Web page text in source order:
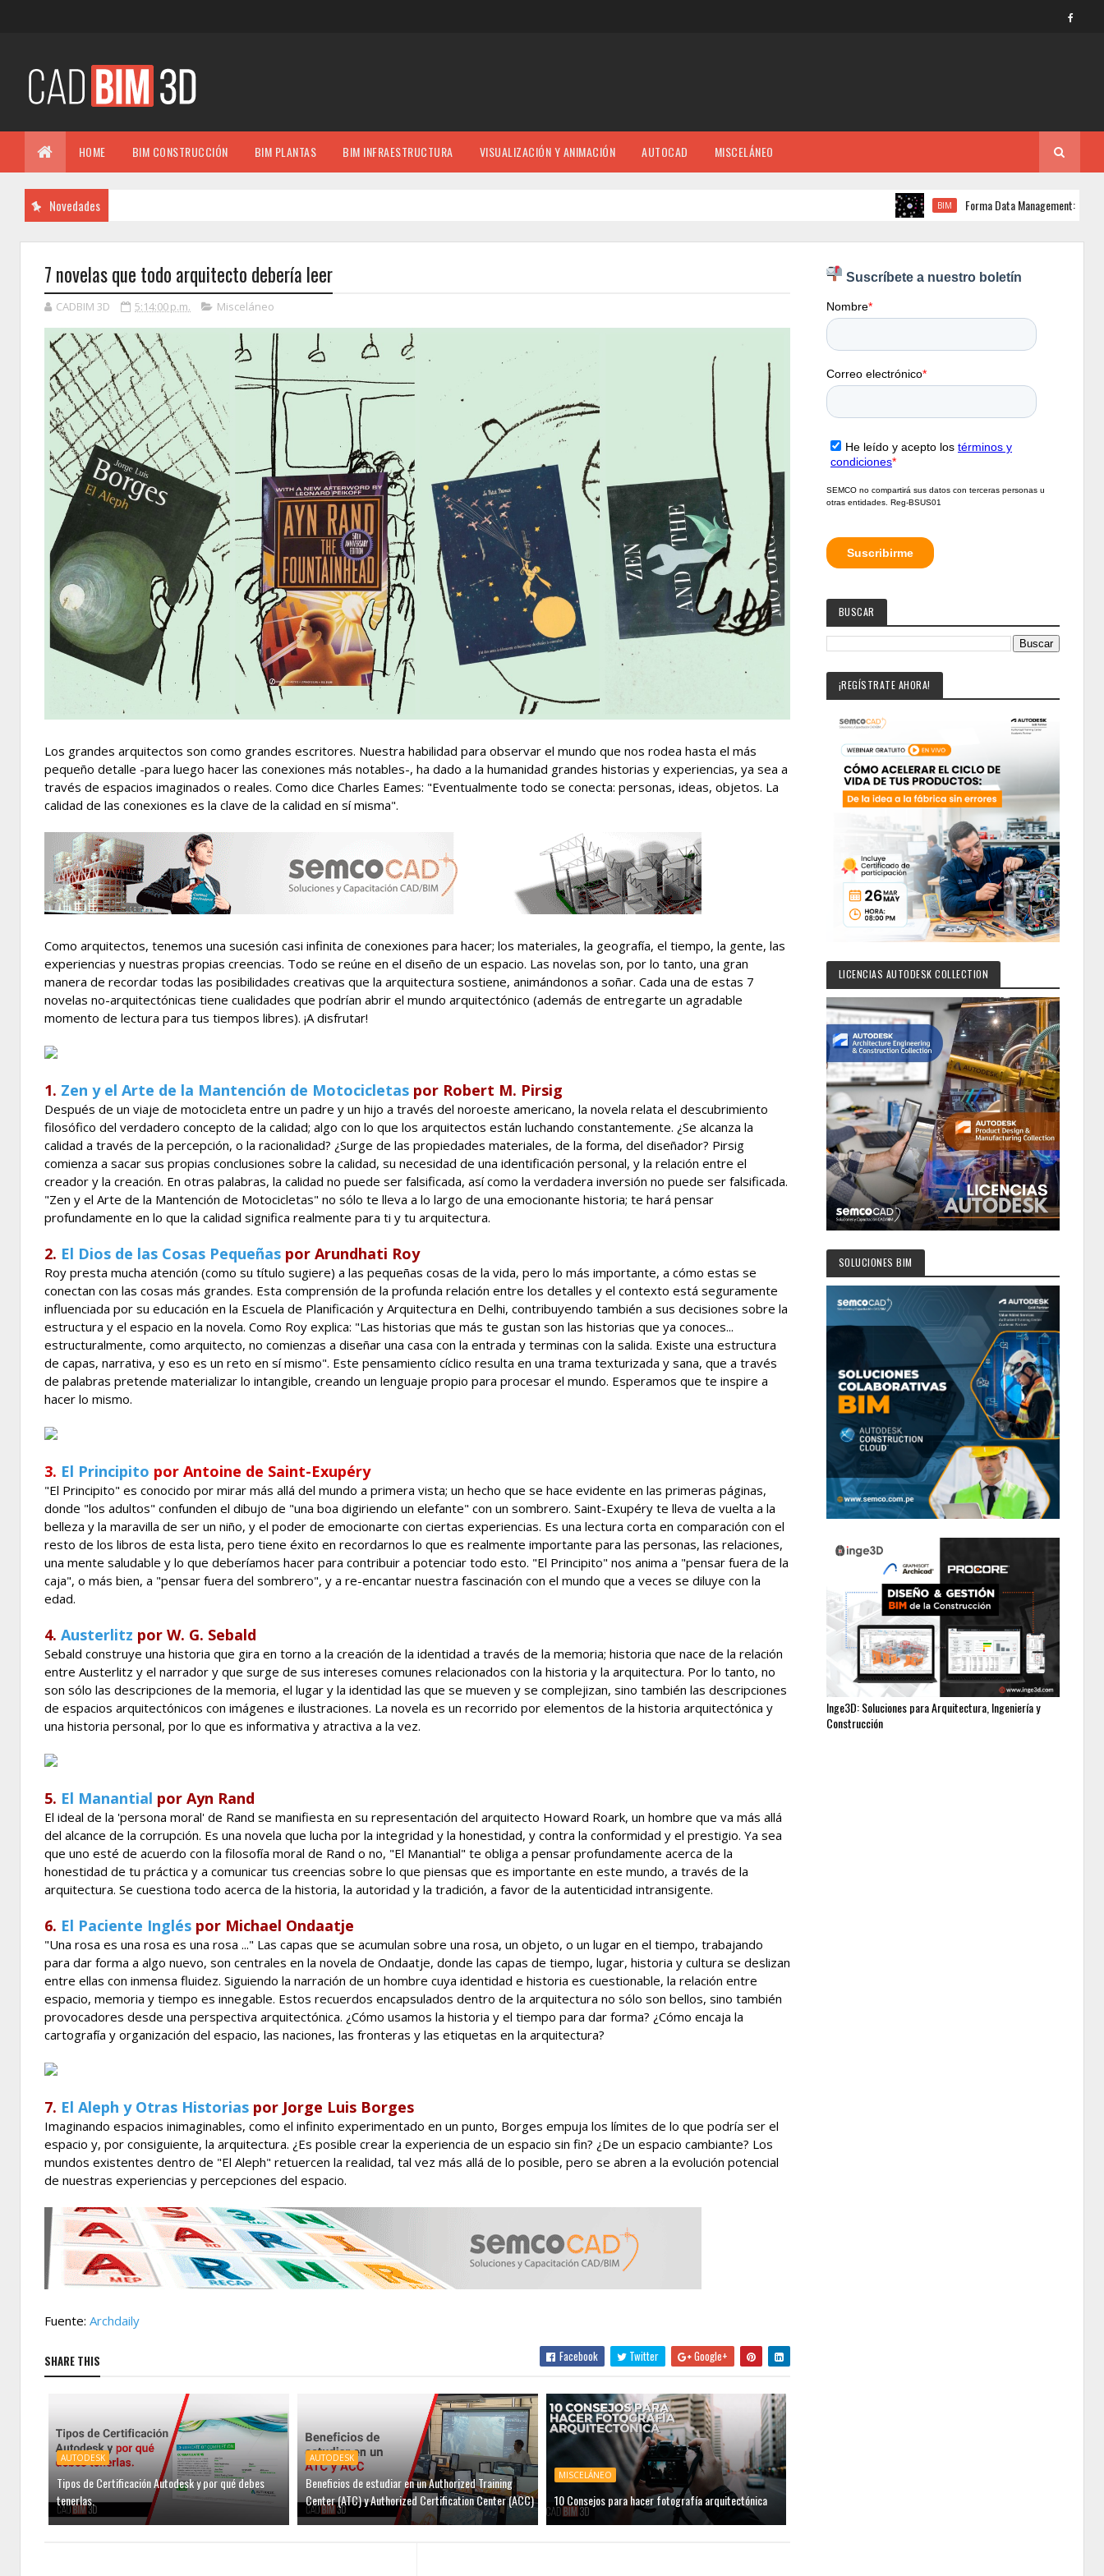
HOME BIM CONSTRUCCIÓN BIM PLANTAS BIM INFRAESTRUCTURA VISUALIZACIÓN Y ANIMACIÓN AUTOCAD MISCELÁNEO
Novedades BIM Forma Data Management: La
7 novelas que todo arquitecto debería leer
CADBIM 3D 5:14:00 p.m. Misceláneo
Los grandes arquitectos son como grandes escritores. Nuestra habilidad para observar el mundo que nos rodea hasta el más
pequeño detalle -para luego hacer las conexiones más notables-, ha dado a la humanidad grandes historias y experiencias, ya sea a
través de espacios imaginados o reales. Como dice Charles Eames: "Eventualmente todo se conecta: personas, ideas, objetos. La
calidad de las conexiones es la clave de la calidad en sí misma".
Como arquitectos, tenemos una sucesión casi infinita de conexiones para hacer; los materiales, la geografía, el tiempo, la gente, las
experiencias y nuestras propias creencias. Todo se reúne en el diseño de un espacio. Las novelas son, por lo tanto, una gran
manera de recordar todas las posibilidades creativas que la arquitectura sostiene, animándonos a soñar. Cada una de estas 7
novelas no-arquitectónicas tiene cualidades que podrían abrir el mundo arquitectónico (además de entregarte un agradable
momento de lectura para tus tiempos libres). ¡A disfrutar!
1. Zen y el Arte de la Mantención de Motocicletas por Robert M. Pirsig
Después de un viaje de motocicleta entre un padre y un hijo a través del noroeste americano, la novela relata el descubrimiento
filosófico del verdadero concepto de la calidad; algo con lo que los arquitectos están luchando constantemente. ¿Se alcanza la
calidad a través de la percepción, o la racionalidad? ¿Surge de las propiedades materiales, de la forma, del diseñador? Pirsig
comienza a sacar sus propias conclusiones sobre la calidad, su necesidad de una identificación personal, y la relación entre el
creador y la creación. En otras palabras, la calidad no puede ser falsificada, así como la verdadera inversión no puede ser falsificada.
"Zen y el Arte de la Mantención de Motocicletas" no sólo te lleva a lo largo de una emocionante historia; te hará pensar
profundamente en lo que la calidad significa realmente para ti y tu arquitectura.
2. El Dios de las Cosas Pequeñas por Arundhati Roy
Roy presta mucha atención (como su título sugiere) a las pequeñas cosas de la vida, pero lo más importante, a cómo estas se
conectan con las cosas más grandes. Esta comprensión de la profunda relación entre los detalles y el contexto está seguramente
influenciada por su educación en la Escuela de Planificación y Arquitectura en Delhi, contribuyendo también a sus decisiones sobre la
estructura y el espacio en la novela. Como Roy explica: "Las historias que más te gustan son las historias que ya conoces...
estructuralmente, como arquitecto, no comienzas a diseñar una casa con la entrada y terminas con la salida. Existe una estructura
de capas, narrativa, y eso es un reto en sí mismo". Este pensamiento cíclico resulta en una trama texturizada y sana, que a través
de palabras pretende materializar lo intangible, creando un lenguaje propio para procesar el mundo. Esperamos que te inspire a
hacer lo mismo.
3. El Principito por Antoine de Saint-Exupéry
"El Principito" es conocido por mirar más allá del mundo a primera vista; un hecho que se hace evidente en las primeras páginas,
donde "los adultos" confunden el dibujo de "una boa digiriendo un elefante" con un sombrero. Saint-Exupéry te lleva de vuelta a la
belleza y la maravilla de ser un niño, y el poder de emocionarte con ciertas experiencias. Es una lectura corta en comparación con el
resto de los libros de esta lista, pero tiene éxito en recordarnos lo que es realmente importante para las personas, las relaciones,
una mente saludable y lo que deberíamos hacer para contribuir a potenciar todo esto. "El Principito" nos anima a "pensar fuera de la
caja", o más bien, a "pensar fuera del sombrero", y a re-encantar nuestra fascinación con el mundo que a veces se diluye con la
edad.
4. Austerlitz por W. G. Sebald
Sebald construye una historia que gira en torno a la creación de la identidad a través de la memoria; historia que nace de la relación
entre Austerlitz y el narrador y que surge de sus intereses comunes relacionados con la historia y la arquitectura. Por lo tanto, no
son sólo las descripciones de la memoria, el lugar y la identidad las que se mueven y se complejizan, sino también las descripciones
de espacios arquitectónicos con imágenes e ilustraciones. La novela es un recorrido por elementos de la historia arquitectónica y
una historia personal, por lo que es informativa y atractiva a la vez.
5. El Manantial por Ayn Rand
El ideal de la 'persona moral' de Rand se manifiesta en su representación del arquitecto Howard Roark, un hombre que va más allá
del alcance de la corrupción. Es una novela que lucha por la integridad y la honestidad, y contra la conformidad y el prestigio. Ya sea
que uno esté de acuerdo con la filosofía moral de Rand o no, "El Manantial" te obliga a pensar profundamente acerca de la
honestidad de tu práctica y a comunicar tus creencias sobre lo que piensas que es importante en este mundo, a través de la
arquitectura. Se cuestiona todo acerca de la historia, la autoridad y la tradición, a favor de la autenticidad intransigente.
6. El Paciente Inglés por Michael Ondaatje
"Una rosa es una rosa es una rosa ..." Las capas que se acumulan sobre una rosa, un objeto, o un lugar en el tiempo, trabajando
para dar forma a algo nuevo, son centrales en la novela de Ondaatje, donde las capas de tiempo, lugar, historia y cultura se deslizan
entre ellas con inmensa fluidez. Siguiendo la narración de un hombre cuya identidad e historia es cuestionable, la relación entre
espacio, memoria y tiempo es innegable. Estos recuerdos encapsulados dentro de la arquitectura no sólo son bellos, sino también
provocadores desde una perspectiva arquitectónica. ¿Cómo usamos la historia y el tiempo para dar forma? ¿Cómo encaja la
cartografía y organización del espacio, las naciones, las fronteras y las etiquetas en la arquitectura?
7. El Aleph y Otras Historias por Jorge Luis Borges
Imaginando espacios inimaginables, como el infinito experimentado en un punto, Borges empuja los límites de lo que podría ser el
espacio y, por consiguiente, la arquitectura. ¿Es posible crear la experiencia de un espacio sin fin? ¿De un espacio cambiante? Los
mundos existentes dentro de "El Aleph" retuercen la realidad, tal vez más allá de lo posible, pero se abren a la evolución potencial
de nuestras experiencias y percepciones del espacio.
Fuente: Archdaily
SHARE THIS Facebook Twitter Google+
AUTODESK
Tipos de Certificación Autodesk y por qué debes
tenerlas.
AUTODESK
Beneficios de estudiar en un Authorized Training
Center (ATC) y Authorized Certification Center (ACC)
MISCELÁNEO
10 Consejos para hacer fotografía arquitectónica
BUSCAR
¡REGÍSTRATE AHORA!
LICENCIAS AUTODESK COLLECTION
SOLUCIONES BIM
Inge3D: Soluciones para Arquitectura, Ingeniería y
Construcción